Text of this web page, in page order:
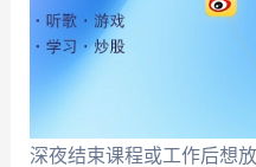
深夜结束课程或工作后想